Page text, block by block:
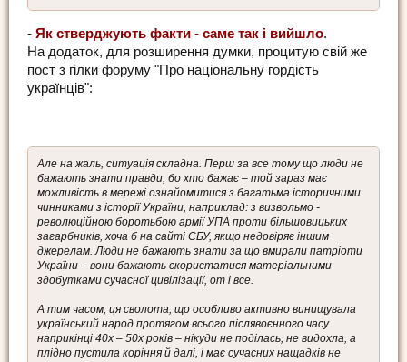
- Як стверджують факти - саме так і вийшло.
На додаток, для розширення думки, процитую свій же
пост з гілки форуму "Про національну гордість
українців":
Але на жаль, ситуація складна. Перш за все тому що люди не
бажають знати правди, бо хто бажає – той зараз має
можливість в мережі ознайомитися з багатьма історичними
чинниками з історії України, наприклад: з визвольмо -
революційною боротьбою армії УПА проти більшовицьких
загарбників, хоча б на сайті СБУ, якщо недовіряє іншим
джерелам. Люди не бажають знати за що вмирали патріоти
України – вони бажають скористатися матеріальними
здобутками сучасної цивілізації, от і все.
А тим часом, ця сволота, що особливо активно винищувала
український народ протягом всього післявоєнного часу
наприкінці 40х – 50х років – нікуди не поділась, не видохла, а
плідно пустила коріння й далі, і має сучасних нащадків не